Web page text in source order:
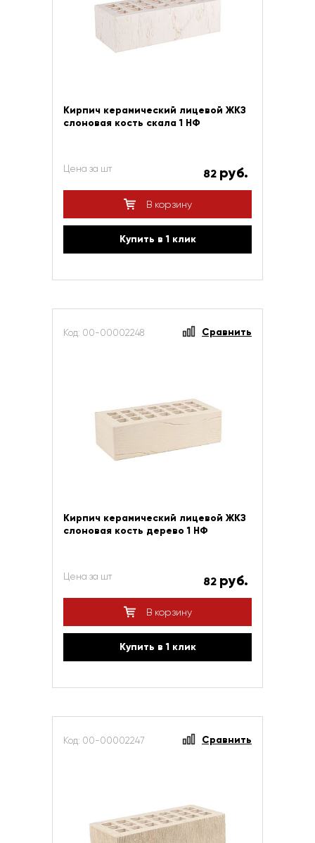
Кирпич керамический лицевой ЖКЗ
слоновая кость скала 1 НФ
Цена за шт 82 руб.
В корзину
Купить в 1 клик
Код: 00-00002248 Сравнить
Кирпич керамический лицевой ЖКЗ
слоновая кость дерево 1 НФ
Цена за шт 82 руб.
В корзину
Купить в 1 клик
Код: 00-00002247 Сравнить